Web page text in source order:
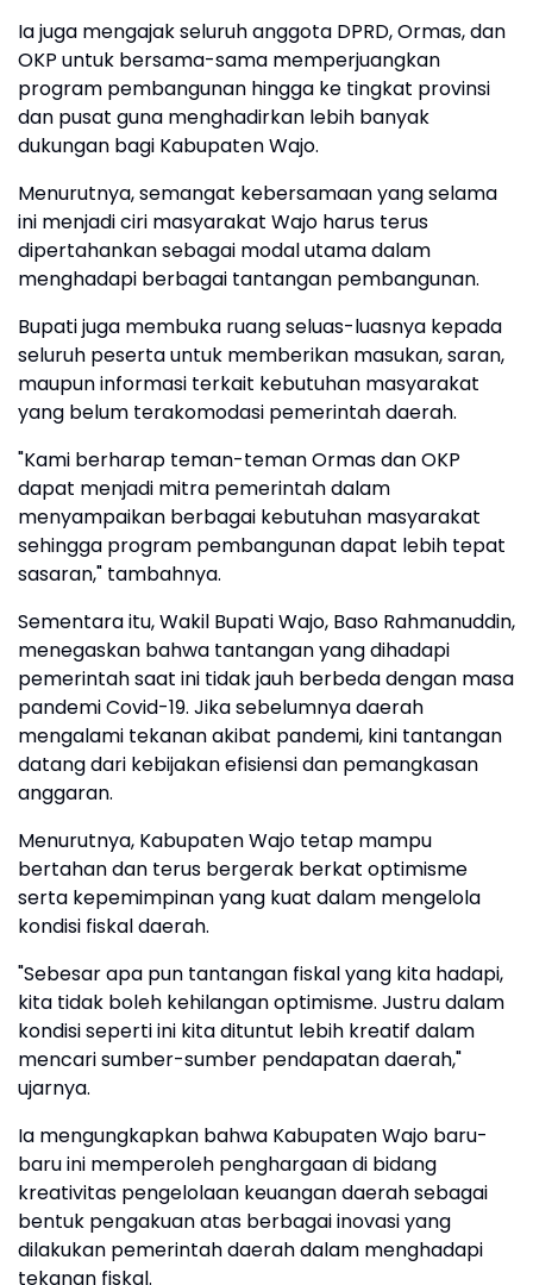
Ia juga mengajak seluruh anggota DPRD, Ormas, dan
OKP untuk bersama-sama memperjuangkan
program pembangunan hingga ke tingkat provinsi
dan pusat guna menghadirkan lebih banyak
dukungan bagi Kabupaten Wajo.
Menurutnya, semangat kebersamaan yang selama
ini menjadi ciri masyarakat Wajo harus terus
dipertahankan sebagai modal utama dalam
menghadapi berbagai tantangan pembangunan.
Bupati juga membuka ruang seluas-luasnya kepada
seluruh peserta untuk memberikan masukan, saran,
maupun informasi terkait kebutuhan masyarakat
yang belum terakomodasi pemerintah daerah.
"Kami berharap teman-teman Ormas dan OKP
dapat menjadi mitra pemerintah dalam
menyampaikan berbagai kebutuhan masyarakat
sehingga program pembangunan dapat lebih tepat
sasaran," tambahnya.
Sementara itu, Wakil Bupati Wajo, Baso Rahmanuddin,
menegaskan bahwa tantangan yang dihadapi
pemerintah saat ini tidak jauh berbeda dengan masa
pandemi Covid-19. Jika sebelumnya daerah
mengalami tekanan akibat pandemi, kini tantangan
datang dari kebijakan efisiensi dan pemangkasan
anggaran.
Menurutnya, Kabupaten Wajo tetap mampu
bertahan dan terus bergerak berkat optimisme
serta kepemimpinan yang kuat dalam mengelola
kondisi fiskal daerah.
"Sebesar apa pun tantangan fiskal yang kita hadapi,
kita tidak boleh kehilangan optimisme. Justru dalam
kondisi seperti ini kita dituntut lebih kreatif dalam
mencari sumber-sumber pendapatan daerah,"
ujarnya.
Ia mengungkapkan bahwa Kabupaten Wajo baru-
baru ini memperoleh penghargaan di bidang
kreativitas pengelolaan keuangan daerah sebagai
bentuk pengakuan atas berbagai inovasi yang
dilakukan pemerintah daerah dalam menghadapi
tekanan fiskal.